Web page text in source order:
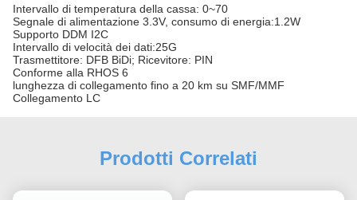
Intervallo di temperatura della cassa: 0~70
Segnale di alimentazione 3.3V, consumo di energia:1.2W
Supporto DDM I2C
Intervallo di velocità dei dati:25G
Trasmettitore: DFB BiDi; Ricevitore: PIN
Conforme alla RHOS 6
lunghezza di collegamento fino a 20 km su SMF/MMF
Collegamento LC
Prodotti Correlati